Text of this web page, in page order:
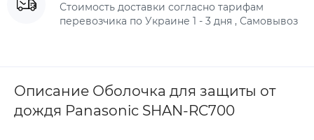
Стоимость доставки согласно тарифам
перевозчика по Украине 1 - 3 дня , Самовывоз
Описание Оболочка для защиты от
дождя Panasonic SHAN-RC700